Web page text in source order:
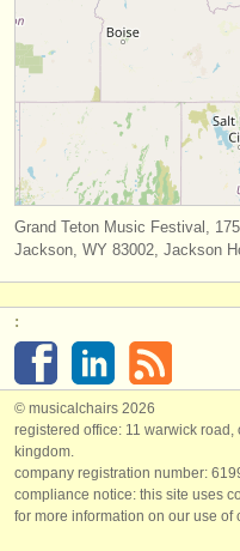
出版社:
掲載方法
find out about our
ATS faq
ログイン
Grand Teton Music Festival,
Jackson, WY 83002, Jackson
:
© musicalchairs 2026
registered office: 11 warwick road,
kingdom.
company registration number:
compliance notice: ​this site uses
for more information on our use